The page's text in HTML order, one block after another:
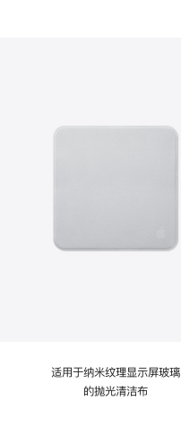
适用于纳米纹理显示屏玻璃
的抛光清洁布